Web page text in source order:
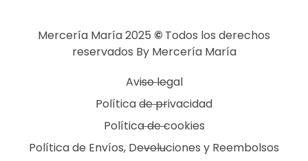
Mercería María 2025 © Todos los derechos
reservados By Mercería María
Aviso legal
Política de privacidad
Política de cookies
Política de Envíos, Devoluciones y Reembolsos